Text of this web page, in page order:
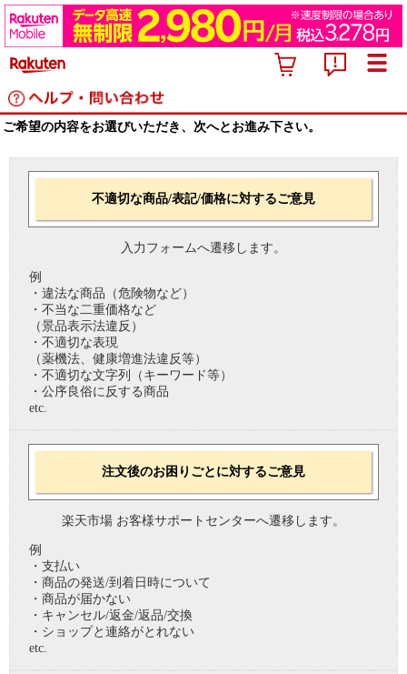
ご希望の内容をお選びいただき、次へとお進み下さい。
不適切な商品/表記/価格に対するご意見
入力フォームへ遷移します。
例
・違法な商品（危険物など）
・不当な二重価格など
（景品表示法違反）
・不適切な表現
（薬機法、健康増進法違反等）
・不適切な文字列（キーワード等）
・公序良俗に反する商品
etc.
注文後のお困りごとに対するご意見
楽天市場 お客様サポートセンターへ遷移します。
例
・支払い
・商品の発送/到着日時について
・商品が届かない
・キャンセル/返金/返品/交換
・ショップと連絡がとれない
etc.